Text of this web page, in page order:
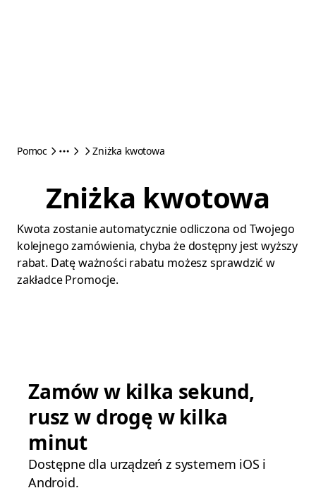
Pomoc Zniżka kwotowa
Zniżka kwotowa
Kwota zostanie automatycznie odliczona od Twojego
kolejnego zamówienia, chyba że dostępny jest wyższy
rabat. Datę ważności rabatu możesz sprawdzić w
zakładce Promocje.
Zamów w kilka sekund,
rusz w drogę w kilka
minut
Dostępne dla urządzeń z systemem iOS i
Android.